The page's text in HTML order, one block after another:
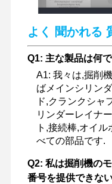
よく 聞かれる
Q1: 主な製品は何
A1: 我々は,掘削
ばメインシリン
ド,クランクシャ
リンダーレイナ
ト,接続棒,オイ
べての部品です.
Q2: 私は掘削機の
番号を提供できな